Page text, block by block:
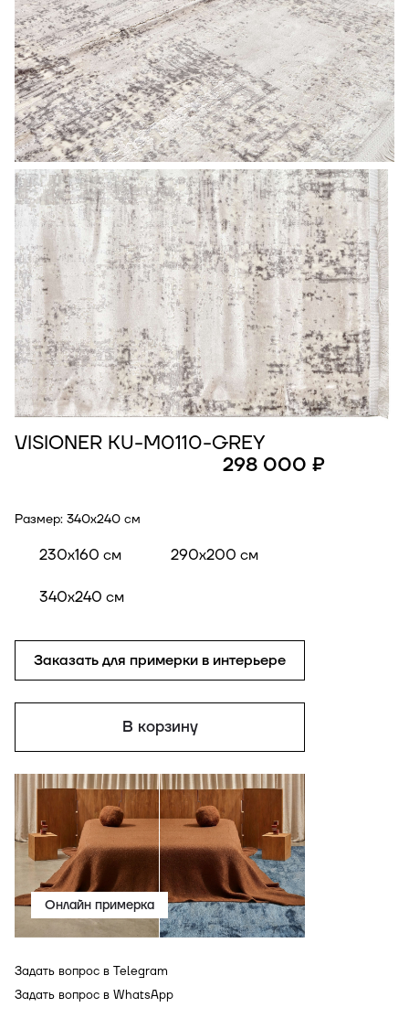
VISIONER KU-M0110-GREY
Размер: 340x240 см
230x160 см 290x200 см
340x240 см
Заказать для примерки в интерьере
В корзину
Онлайн примерка
Задать вопрос в Telegram
Задать вопрос в WhatsApp
298 000 ₽